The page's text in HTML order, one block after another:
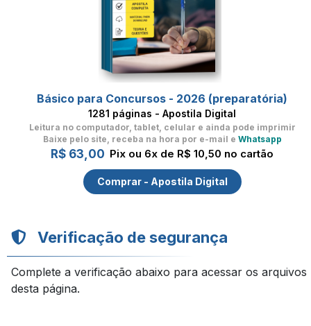
Básico para Concursos - 2026 (preparatória)
1281 páginas - Apostila Digital
Leitura no computador, tablet, celular e ainda pode imprimir
Baixe pelo site, receba na hora por e-mail e Whatsapp
R$ 63,00 Pix ou 6x de R$ 10,50 no cartão
Comprar - Apostila Digital
Verificação de segurança
Complete a verificação abaixo para acessar os arquivos
desta página.